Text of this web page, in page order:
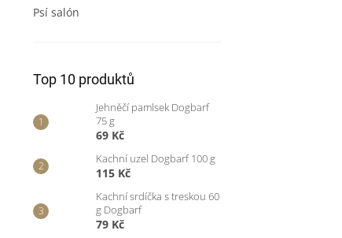
Psí salón
Top 10 produktů
Jehněčí pamlsek Dogbarf
75 g
69 Kč
Kachní uzel Dogbarf 100 g
115 Kč
Kachní srdíčka s treskou 60
g Dogbarf
79 Kč